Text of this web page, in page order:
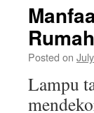
Posted on
Lampu